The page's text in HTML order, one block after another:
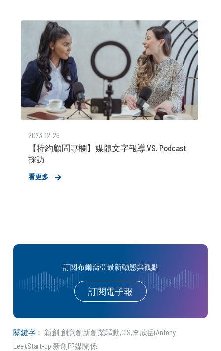
2023-12-26
【特約顧問專欄】媒體文字報導 VS. Podcast
採訪
看更多
訂閱布爾喬亞最新動態與觀點
訂閱電子報
關鍵字： 新創 創意創新創業驅動 CIS 李欣岳(Antony
Lee)Start-up 新創PR媒關係